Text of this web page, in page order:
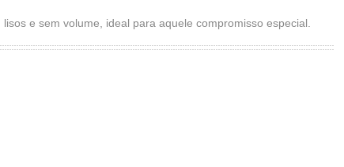
e sem volume, ideal para aquele compromisso especial.